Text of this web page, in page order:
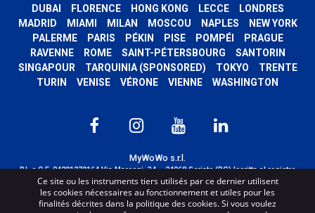
DUBAI
FLORENCE HONG KONG LECCE
LONDRES
MADRID
MIAMI MILAN MOSCOU NAPLES
NEW YORK
PALERME
PARIS PÉKIN PISE POMPÉI
PRAGUE
RAVENNE
ROME SAINT-PÉTERSBOURG
SANTORIN
SINGAPOUR
TARQUINIA (SPONSORED) TOKYO
TRENTE
TURIN
VENISE VÉRONE VIENNE WASHINGTON
MyWoWo s.r.l.
P.I. e C.F. 04201270164 Via Marconi, 34 – 24068 Seriate (BG) Iscritta al registro
delle imprese di Bergamo con n° iscrizione 443941 – Cap.Soc. € 100.000,00 i.v.
TERMS AND CONDITIONS-CREDITS
Ce site ou les instruments tiers utilisés par ce dernier utilisent
les cookies nécessaires au fonctionnement et utiles pour les
finalités décrites dans la politique des cookies. Si vous voulez